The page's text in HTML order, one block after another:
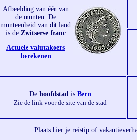
Afbeelding van één van
de munten. De
munteenheid van dit land
is de Zwitserse franc
Actuele valutakoers
berekenen
De hoofdstad is Bern
Zie de link voor de site van de stad
Plaats hier je reistip of